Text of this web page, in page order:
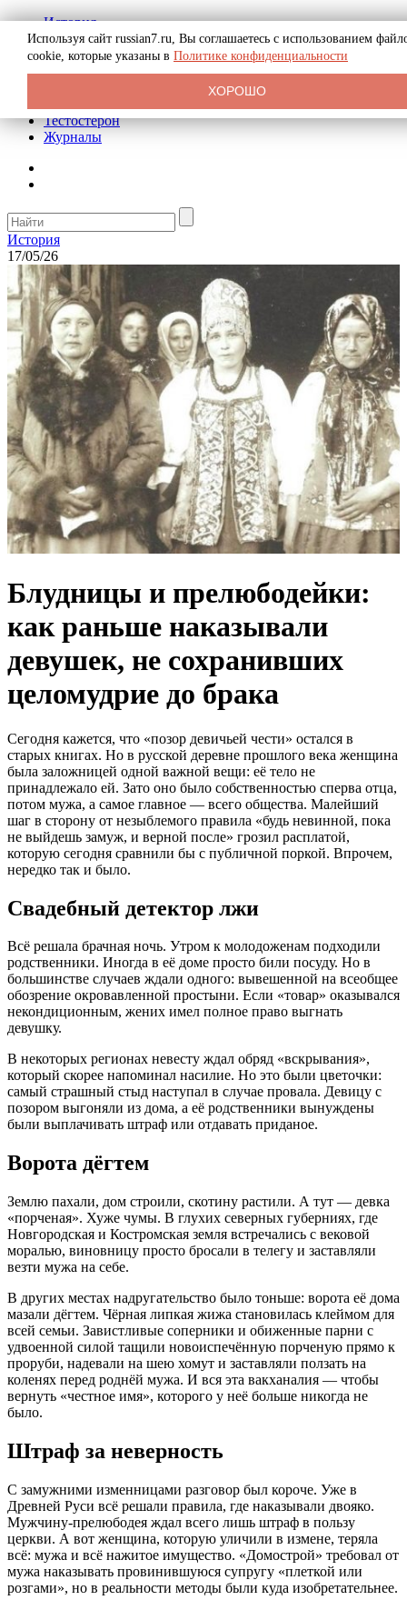
История
Биография
Криминал
Реклама на сайте
Тестостерон
Журналы
История
17/05/26
Блудницы и прелюбодейки:
как раньше наказывали
девушек, не сохранивших
целомудрие до брака
Сегодня кажется, что «позор девичьей чести» остался в
старых книгах. Но в русской деревне прошлого века женщина
была заложницей одной важной вещи: её тело не
принадлежало ей. Зато оно было собственностью сперва отца,
потом мужа, а самое главное — всего общества. Малейший
шаг в сторону от незыблемого правила «будь невинной, пока
не выйдешь замуж, и верной после» грозил расплатой,
которую сегодня сравнили бы с публичной поркой. Впрочем,
нередко так и было.
Свадебный детектор лжи
Всё решала брачная ночь. Утром к молодоженам подходили
родственники. Иногда в её доме просто били посуду. Но в
большинстве случаев ждали одного: вывешенной на всеобщее
обозрение окровавленной простыни. Если «товар» оказывался
некондиционным, жених имел полное право выгнать
девушку.
В некоторых регионах невесту ждал обряд «вскрывания»,
который скорее напоминал насилие. Но это были цветочки:
самый страшный стыд наступал в случае провала. Девицу с
позором выгоняли из дома, а её родственники вынуждены
были выплачивать штраф или отдавать приданое.
Ворота дёгтем
Землю пахали, дом строили, скотину растили. А тут — девка
«порченая». Хуже чумы. В глухих северных губерниях, где
Новгородская и Костромская земля встречались с вековой
моралью, виновницу просто бросали в телегу и заставляли
везти мужа на себе.
В других местах надругательство было тоньше: ворота её дома
мазали дёгтем. Чёрная липкая жижа становилась клеймом для
всей семьи. Завистливые соперники и обиженные парни с
удвоенной силой тащили новоиспечённую порченую прямо к
проруби, надевали на шею хомут и заставляли ползать на
коленях перед роднёй мужа. И вся эта вакханалия — чтобы
вернуть «честное имя», которого у неё больше никогда не
было.
Штраф за неверность
С замужними изменницами разговор был короче. Уже в
Древней Руси всё решали правила, где наказывали двояко.
Мужчину-прелюбодея ждал всего лишь штраф в пользу
церкви. А вот женщина, которую уличили в измене, теряла
всё: мужа и всё нажитое имущество. «Домострой» требовал от
мужа наказывать провинившуюся супругу «плеткой или
розгами», но в реальности методы были куда изобретательнее.
Используя сайт russian7.ru, Вы соглашаетесь с использованием
cookie, которые указаны в Политике конфиденциальности
ХОРОШО